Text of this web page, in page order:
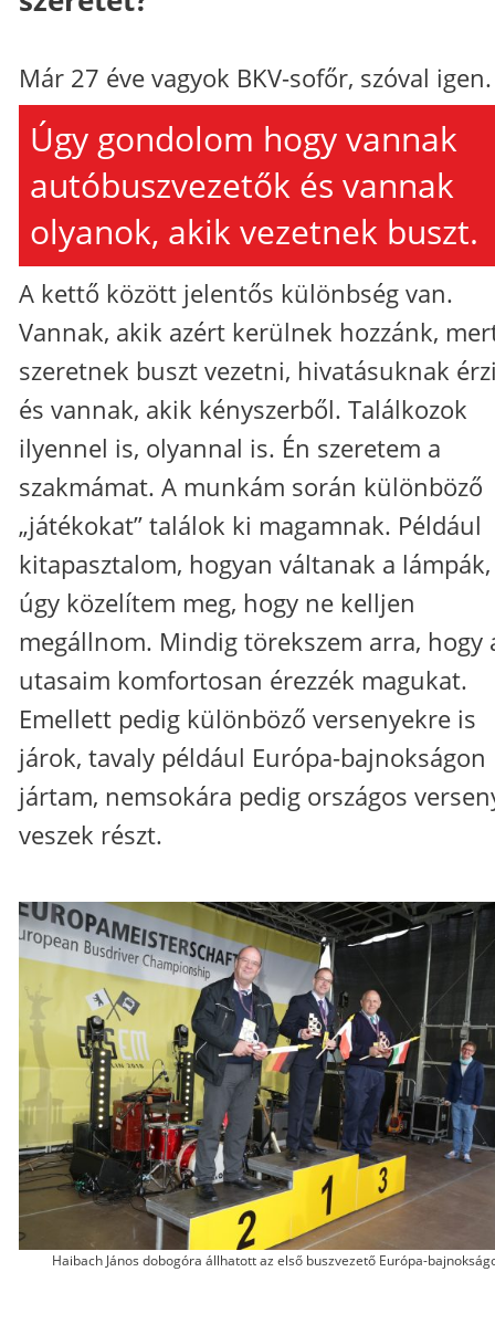
Már 27 éve vagyok BKV-sofőr, szóval igen.
Úgy gondolom hogy vannak
autóbuszvezetők és vannak
olyanok, akik vezetnek buszt.
A kettő között jelentős különbség van.
Vannak, akik azért kerülnek hozzánk,
szeretnek buszt vezetni, hivatásuknak
és vannak, akik kényszerből. Találkozok
ilyennel is, olyannal is. Én szeretem a
szakmámat. A munkám során különböző
„játékokat” találok ki magamnak. Például
kitapasztalom, hogyan váltanak a
úgy közelítem meg, hogy ne kelljen
megállnom. Mindig törekszem arra, hogy
utasaim komfortosan érezzék magukat.
Emellett pedig különböző versenyekre is
járok, tavaly például Európa-bajnokságon
jártam, nemsokára pedig országos
veszek részt.
Haibach János dobogóra állhatott az első buszvezető Európa-